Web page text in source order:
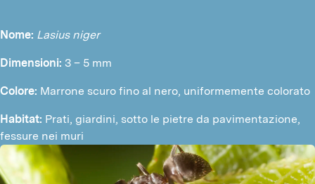
Nome: Lasius niger
Dimensioni: 3 – 5 mm
Colore: Marrone scuro fino al nero, uniformemente colorato
Habitat: Prati, giardini, sotto le pietre da pavimentazione,
fessure nei muri